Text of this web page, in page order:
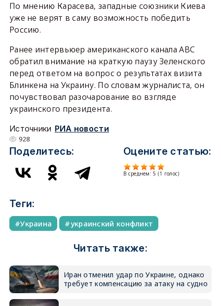
По мнению Карасева, западные союзники Киева
уже не верят в саму возможность победить
Россию.
Ранее интервьюер американского канала ABC
обратил внимание на краткую паузу Зеленского
перед ответом на вопрос о результатах визита
Блинкена на Украину. По словам журналиста, он
почувствовал разочарование во взгляде
украинского президента.
Источники РИА новости
928
Поделитесь: Оцените статью:
В среднем:5 (1 голос)
Теги:
Украина украинский конфликт
Читать также:
Иран отменил удар по Украине, однако
требует компенсацию за атаку на судно